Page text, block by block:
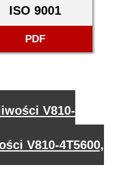
ISO 9001
PDF
V810-
V810-4T5600,